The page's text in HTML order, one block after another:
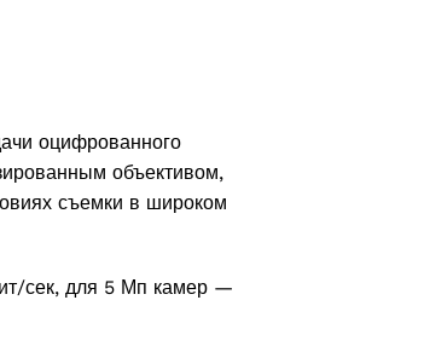
оцифрованного
объективом,
съемки в широком
сек, для 5 Мп камер —